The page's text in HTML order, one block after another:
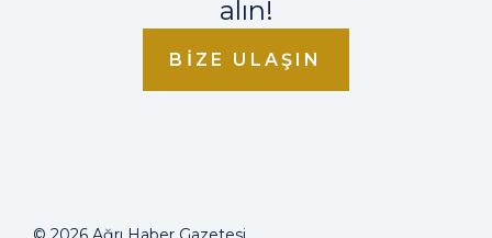
alın!
BIZE ULAŞIN